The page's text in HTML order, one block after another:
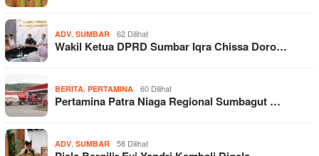
ADV SUMBAR 62 Dilihat
Wakil Ketua DPRD Sumbar Iqra Chissa Doro…
BERITA PERTAMINA 60 Dilihat
Pertamina Patra Niaga Regional Sumbagut …
ADV SUMBAR 58 Dilihat